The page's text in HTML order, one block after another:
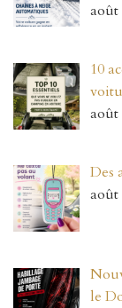
août
10
août
Des
août
le